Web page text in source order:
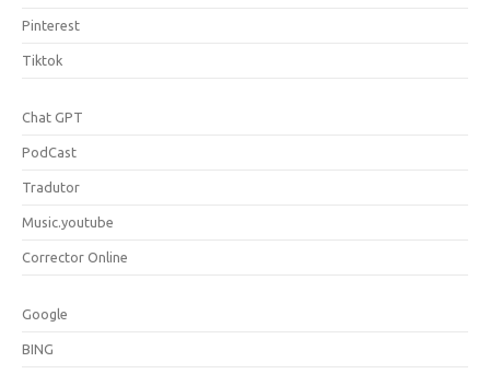
Pinterest
Tiktok
Chat GPT
PodCast
Tradutor
Music.youtube
Corrector Online
Google
BING